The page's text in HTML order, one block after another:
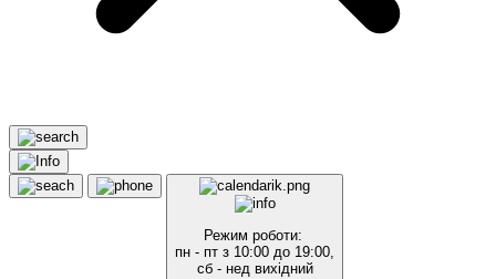
Режим роботи:
пн - пт з 10:00 до 19:00,
сб - нед вихідний